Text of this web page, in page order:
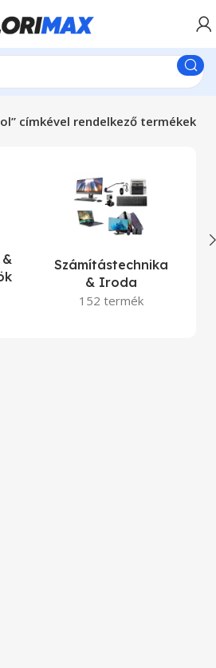
címkével rendelkező termékek
Számítástechnika
& Iroda
152 termék